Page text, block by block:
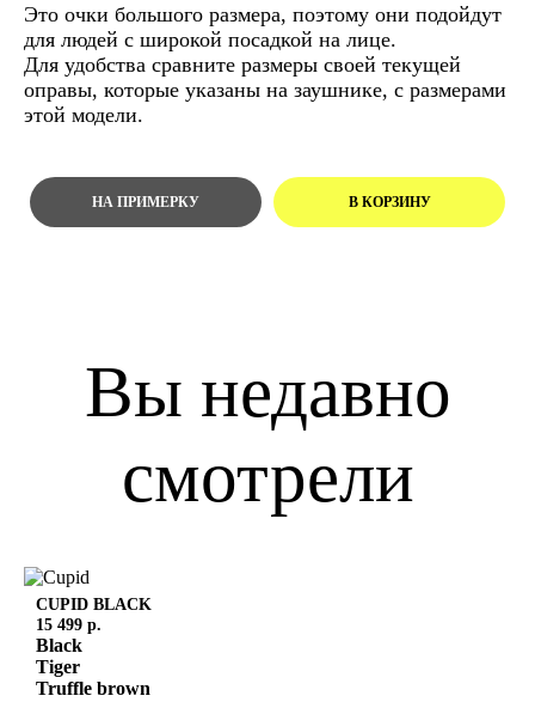
Это очки большого размера, поэтому они подойдут
для людей с широкой посадкой на лице.
Для удобства сравните размеры своей текущей
оправы, которые указаны на заушнике, с размерами
этой модели.
Вы недавно
смотрели
CUPID BLACK
15 499 р.
Black
Tiger
Truffle brown